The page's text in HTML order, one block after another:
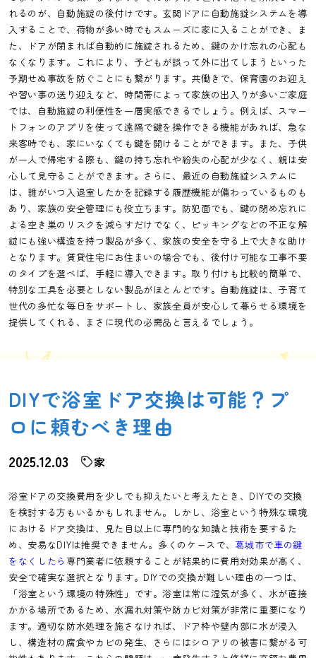
れるのが、自動施錠の後付けです。玄関ドアに自動施錠システムを導
入することで、荷物が多い時でもスムーズに家に入ることができ、ま
た、ドアが閉まれば自動的に施錠されるため、鍵のかけ忘れの心配も
なくなります。これにより、子どもが誤って外に出てしまうといった
予期せぬ事故を防ぐことにも繋がります。共働きで、保育園のお迎え
や習い事の送り迎えなど、時間帯によって家族の出入りが多いご家庭
では、自動施錠の利便性を一層実感できるでしょう。例えば、スマー
トフォンのアプリを使って遠隔で鍵を操作できる機能があれば、急な
来客時でも、家にいなくても鍵を開けることができます。また、子供
が一人で帰宅する際も、鍵の持ち忘れや紛失の心配が少なく、親は安
心して見守ることができます。さらに、最近の自動施錠システムに
は、誰がいつ入退室したかを記録する履歴機能が備わっているものも
あり、家族の安全管理にも役立ちます。防犯面でも、鍵の閉め忘れに
よる空き巣のリスクを減らすだけでなく、ピッキングなどの不正な解
錠にも強い構造を持つ製品が多く、家族の安全を守る上で大きな助け
となります。賃貸住宅にお住まいの場合でも、後付け可能な工事不要
のタイプを選べば、手軽に導入できます。取り付けも比較的簡単で、
特別な工具を必要としない製品がほとんどです。自動施錠は、子育て
世代の多忙な毎日をサポートし、家族全員が安心して暮らせる環境を
提供してくれる、まさに現代の必需品と言えるでしょう。
DIYで浴室ドア交換は可能？プ
ロに頼むべき理由
2025.12.03 家
浴室ドアの交換費用を少しでも抑えたいと考えたとき、DIYでの交換
を検討する方もいるかもしれません。しかし、浴室という特殊な環境
におけるドア交換は、見た目以上に専門的な知識と技術を要するた
め、安易なDIYは推奨できません。多くのケースで、 葛城市で車の鍵
をなくしたら 専門業者に依頼することが結果的に費用対効果が高く、
安全で確実な選択となります。DIYでの交換が難しい理由の一つは、
「浴室という環境の特殊性」です。浴室は常に湿気が多く、水が直接
かかる場所であるため、水漏れ対策や防カビ対策が非常に重要になり
ます。適切な防水処理を施さなければ、ドア枠や壁内部に水が浸入
し、構造材の腐食やカビの発生、さらにはシロアリの被害に繋がる可